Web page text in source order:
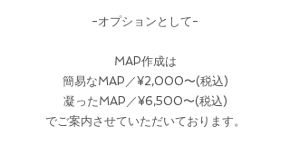
-オプションとして-
MAP作成は
簡易なMAP／¥2,000〜(税込)
凝ったMAP／¥6,500〜(税込)
​でご案内させていただいております。